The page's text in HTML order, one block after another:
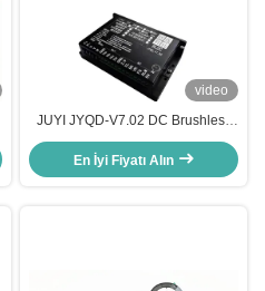
video
JUYI JYQD-V7.02 DC Brushless
Üç Fazlı Sensör Motor Sürücü
Kurulu Düşük Voltajlı Yüksek
Güçlü Motor Denetleyicisi
En İyi Fiyatı Alın